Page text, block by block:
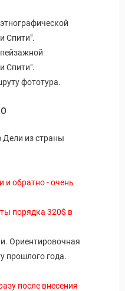
Спити".
Спити".
фототура.
Дели из страны
и обратно - очень
порядка 320$ в
Ориентировочная
прошлого года.
после внесения